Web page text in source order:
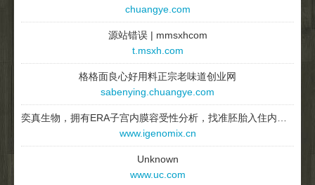
chuangye.com
源站错误 | mmsxhcom
t.msxh.com
格格面良心好用料正宗老味道创业网
sabenying.chuangye.com
www.igenomix.cn
Unknown
www.uc.com